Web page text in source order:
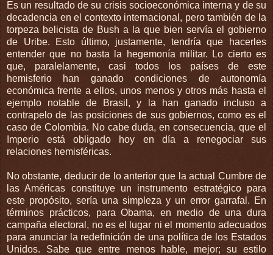
Es un resultado de su crisis socioeconómica interna y de su
decadencia en el contexto internacional, pero también de la
torpeza belicista de Bush a la que bien servía el gobierno
de Uribe. Esto último, justamente, tendría que hacerles
entender que no basta la hegemonía militar. Lo cierto es
que, paralelamente, casi todos los países de este
hemisferio han ganado condiciones de autonomía
económica frente a ellos, unos menos y otros más hasta el
ejemplo notable de Brasil, y la han ganado incluso a
contrapelo de las posiciones de sus gobiernos, como es el
caso de Colombia. No cabe duda, en consecuencia, que el
Imperio está obligado hoy en día a renegociar sus
relaciones hemisféricas.
No obstante, deducir de lo anterior que la actual Cumbre de
las Américas constituye un instrumento estratégico para
este propósito, sería una simpleza y un error garrafal. En
términos prácticos, para Obama, en medio de una dura
campaña electoral, no es el lugar ni el momento adecuados
para anunciar la redefinición de una política de los Estados
Unidos. Sabe que entre menos hable, mejor; su estilo